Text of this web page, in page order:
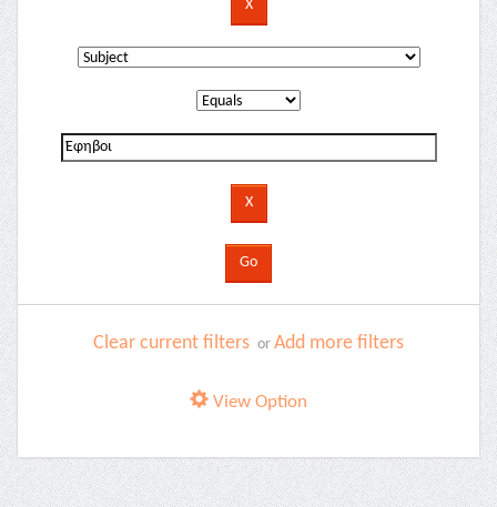
Clear current filters or Add more filters
View Option